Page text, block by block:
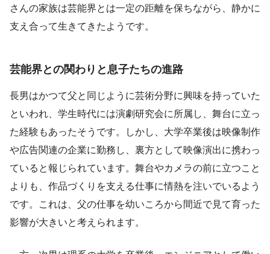
さんの家族は芸能界とは一定の距離を保ちながら、静かに
支え合って生きてきたようです。
芸能界との関わりと息子たちの進路
長男はかつて父と同じように芸術分野に興味を持っていた
といわれ、学生時代には演劇研究会に所属し、舞台に立っ
た経験もあったそうです。しかし、大学卒業後は映像制作
や広告関連の企業に勤務し、裏方として映像演出に携わっ
ていると報じられています。舞台やカメラの前に立つこと
よりも、作品づくりを支える仕事に情熱を注いでいるよう
です。これは、父の仕事を幼いころから間近で見て育った
影響が大きいと考えられます。